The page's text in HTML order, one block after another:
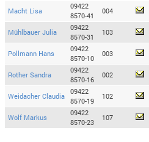
Macht Lisa
09422
8570-41
004
Mühlbauer Julia
09422
8570-31
103
Pollmann Hans
09422
8570-10
003
Rother Sandra
09422
8570-16
002
Weidacher Claudia
09422
8570-19
102
Wolf Markus
09422
8570-23
107